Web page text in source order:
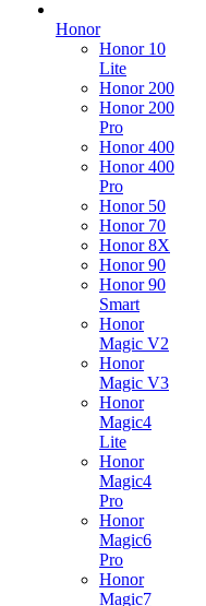
Honor
Honor 10
Lite
Honor 200
Honor 200
Pro
Honor 400
Honor 400
Pro
Honor 50
Honor 70
Honor 8X
Honor 90
Honor 90
Smart
Honor
Magic V2
Honor
Magic V3
Honor
Magic4
Lite
Honor
Magic4
Pro
Honor
Magic6
Pro
Honor
Magic7